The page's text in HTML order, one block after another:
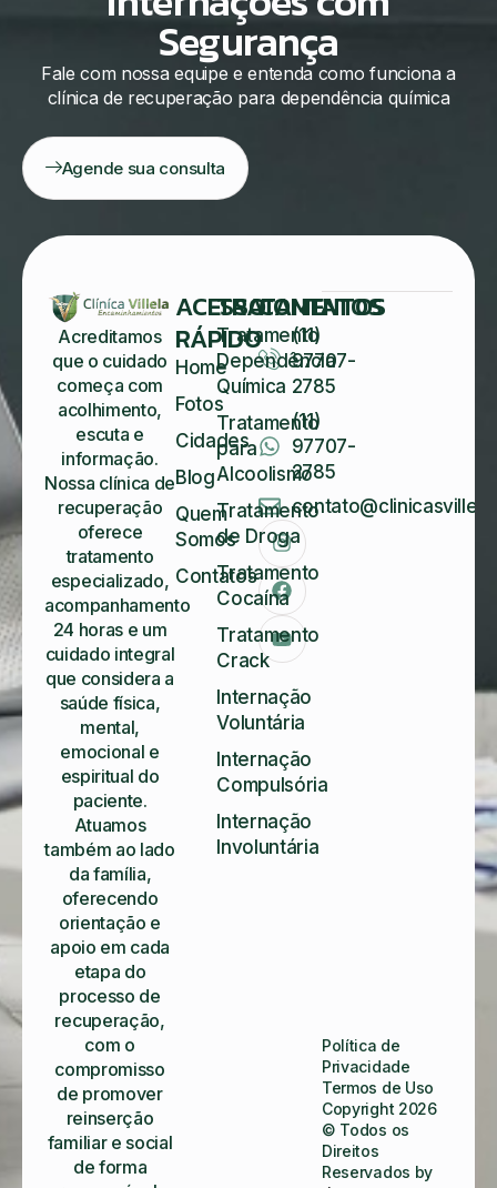
Segurança
Fale com nossa equipe e entenda como funciona a
clínica de recuperação para dependência química
Agende sua consulta
Acreditamos
que o cuidado
começa com
acolhimento,
escuta e
informação.
Nossa clínica de
recuperação
oferece
tratamento
especializado,
acompanhamento
24 horas e um
cuidado integral
que considera a
saúde física,
mental,
emocional e
espiritual do
paciente.
Atuamos
também ao lado
da família,
oferecendo
orientação e
apoio em cada
etapa do
processo de
recuperação,
com o
compromisso
de promover
reinserção
familiar e social
de forma
ACESSO
RÁPIDO
Home
Fotos
Cidades
Blog
Quem
Somos
Contatos
TRATAMENTOS
Tratamento
Dependência
Química
Tratamento
para
Alcoolismo
Tratamento
de Droga
Tratamento
Cocaína
Tratamento
Crack
Internação
Voluntária
Internação
Compulsória
Internação
Involuntária
CONTATOS
(11)
97707-
2785
(11)
97707-
2785
Copyright 2026
© Todos os
Direitos
Reservados by
Política de
Privacidade
Termos de Uso